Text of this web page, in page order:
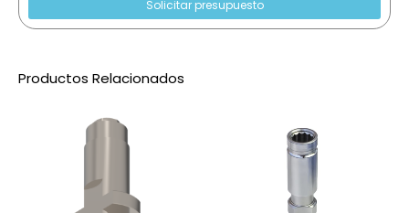
Solicitar presupuesto
Productos Relacionados